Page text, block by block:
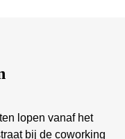
lopen vanaf het
bij de coworking